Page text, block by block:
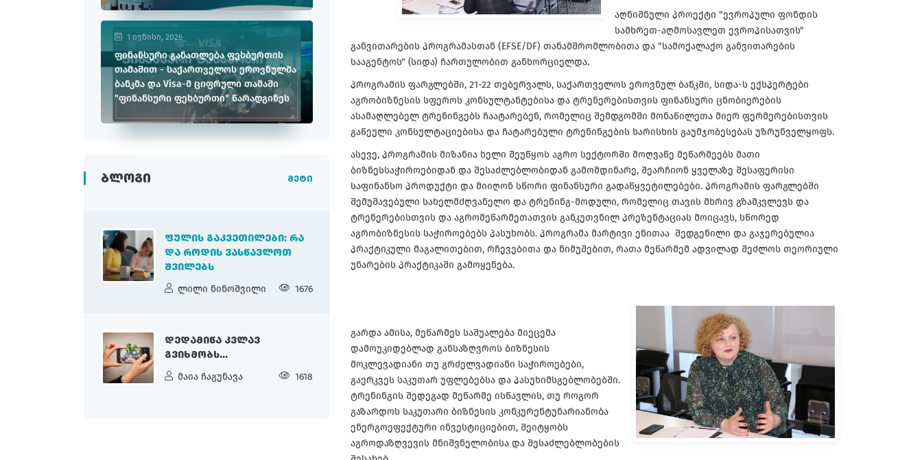
1 ივნისი, 2026
ფინანსური განათლება ფეხბურთის
თამაშით - საქართველოს ეროვნულმა
ბანკმა და Visa-მ ციფრული თამაში
"ფინანსური ფეხბურთი" წარადგინეს
ᲑᲚᲝᲒᲘ მეტი
ᲤᲣᲚᲘᲡ ᲒᲐᲙᲕᲔᲗᲘᲚᲔᲑᲘ: ᲠᲐ
ᲓᲐ ᲠᲝᲓᲘᲡ ᲕᲐᲡᲬᲐᲕᲚᲝᲗ
ᲨᲕᲘᲚᲔᲑᲡ
ლილი ნინოშვილი 1676
ᲓᲔᲓᲐᲛᲘᲬᲐ ᲙᲕᲚᲐᲕ
ᲒᲕᲘᲮᲛᲝᲑᲡ...
მაია ჩაგუნავა 1618
აღნიშნული პროექტი "ევროპული ფონდის
სამხრეთ-აღმოსავლეთ ევროპისათვის"
განვითარების პროგრამასთან (EFSE/DF) თანამშრომლობითა და "სამოქალაქო განვითარების
სააგენტოს" (სიდა) ჩართულობით განხორციელდა.
პროგრამის ფარგლებში, 21-22 თებერვალს, საქართველოს ეროვნულ ბანკში, სიდა-ს ექსპერტები
აგრობიზნესის სფეროს კონსულტანტებისა და ტრენერებისთვის ფინანსური ცნობიერების
ასამაღლებელ ტრენინგებს ჩაატარებენ, რომელიც შემდგომში მონაწილეთა მიერ ფერმერებისთვის
გაწეული კონსულტაციებისა და ჩატარებული ტრენინგების ხარისხის გაუმჯობესებას უზრუნველყოფს.
ასევე, პროგრამის მიზანია ხელი შეუწყოს აგრო სექტორში მოღვაწე მეწარმეებს მათი
ბიზნესსაჭიროებიდან და შესაძლებლობიდან გამომდინარე, შეარჩიონ ყველაზე შესაფერისი
საფინანსო პროდუქტი და მიიღონ სწორი ფინანსური გადაწყვეტილებები. პროგრამის ფარგლებში
შემუშავებული სახელმძღვანელო და ტრენინგ-მოდული, რომელიც თავის მხრივ გზამკვლევს და
ტრენერებისთვის და აგრომეწარმეთათვის განკუთვნილ პრეზენტაციას მოიცავს, სწორედ
აგრობიზნესის საჭიროებებს პასუხობს. პროგრამა მარტივი ენითაა შედგენილი და გაჯერებულია
პრაქტიკული მაგალითებით, რჩევებითა და ნიმუშებით, რათა მეწარმემ ადვილად შეძლოს თეორიული
უნარების პრაქტიკაში გამოყენება.
გარდა ამისა, მეწარმეს საშუალება მიეცემა
დამოუკიდებლად განსაზღვროს ბიზნესის
მოკლევადიანი თუ გრძელვადიანი საჭიროებები,
გაერკვეს საკუთარ უფლებებსა და პასუხიმსგებლობებში.
ტრენინგის შედეგად მეწარმე ისწავლის, თუ როგორ
გაზარდოს საკუთარი ბიზნესის კონკურენტუნარიანობა
ენერგოეფექტური ინვესტიციებით, შეიტყობს
აგროდაზღვევის მნიშვნელობისა და შესაძლებლობების